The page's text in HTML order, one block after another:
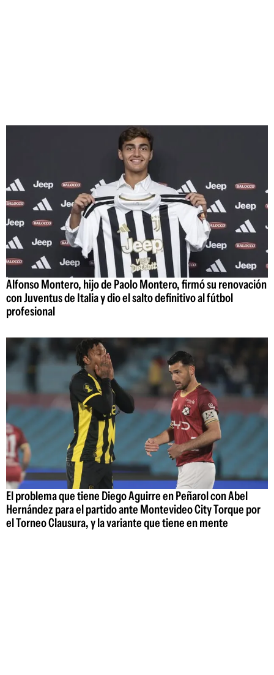
Alfonso Montero, hijo de Paolo Montero, firmó su renovación
con Juventus de Italia y dio el salto definitivo al fútbol
profesional
El problema que tiene Diego Aguirre en Peñarol con Abel
Hernández para el partido ante Montevideo City Torque por
el Torneo Clausura, y la variante que tiene en mente